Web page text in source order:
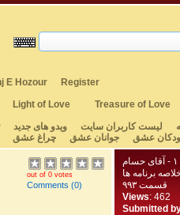
E Hozour
Register
Light of Love Treasure of Love
لیست کاربران سایت ویدو های جدید
عشق جوانان عشق چراغ عشق
out of 0 votes
Comments (0)
برنامه ها
قسمت ۹۹۳
Views: 462
Submitted